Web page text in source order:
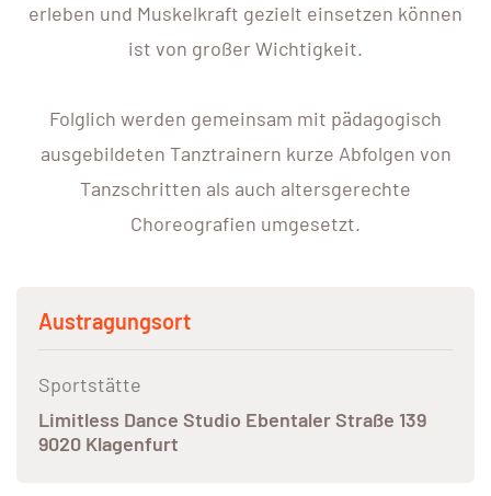
erleben und Muskelkraft gezielt einsetzen können
ist von großer Wichtigkeit.
Folglich werden gemeinsam mit pädagogisch
ausgebildeten Tanztrainern kurze Abfolgen von
Tanzschritten als auch altersgerechte
Choreografien umgesetzt.
Austragungsort
Sportstätte
Limitless Dance Studio Ebentaler Straße 139
9020 Klagenfurt